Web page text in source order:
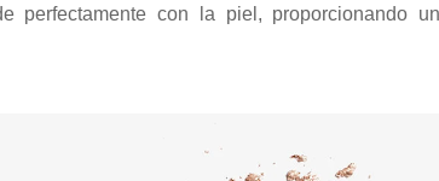
perfectamente con la piel, proporcionando